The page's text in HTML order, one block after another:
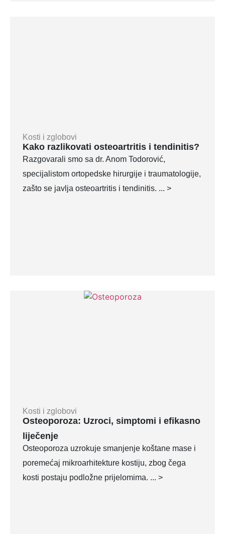
Kosti i zglobovi
Kako razlikovati osteoartritis i tendinitis?
Razgovarali smo sa dr. Anom Todorović,
specijalistom ortopedske hirurgije i traumatologije,
zašto se javlja osteoartritis i tendinitis. ... >
Kosti i zglobovi
Osteoporoza: Uzroci, simptomi i efikasno
liječenje
Osteoporoza uzrokuje smanjenje koštane mase i
poremećaj mikroarhitekture kostiju, zbog čega
kosti postaju podložne prijelomima. ... >